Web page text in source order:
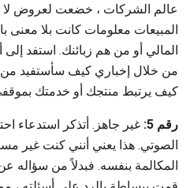
عالم الشركات ، خضعت لعروض
المبيعات معلومات كانت بلا معنى
المالي أو من هم زبائنك. استفد
من خلال إخباري كيف سأستفيد
كيف يرتبط منتجك أو خدمتك
رقم 5:
غير جاهز. أتذكر استدعاء
الصوتي. هذا يعني أنني كنت غير
المكالمة بنفسه. فبدلاً من سؤاله